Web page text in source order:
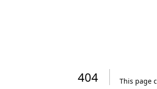
404 This page